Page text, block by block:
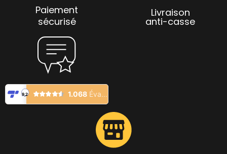
Paiement
sécurisé
Livraison
anti-casse